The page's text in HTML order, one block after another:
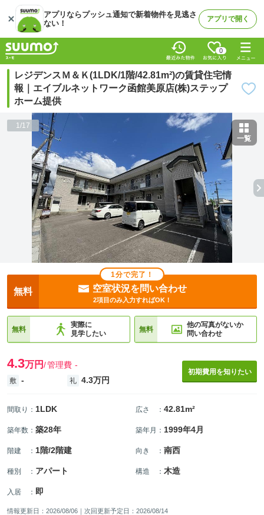
アプリならプッシュ通知で新着物件を見逃さ
ない！
アプリで開く
0
レジデンスＭ＆Ｋ(1LDK/1階/42.81m²)の賃貸住宅情
報｜エイブルネットワーク函館美原店(株)ステップ
ホーム提供
1/17
一覧
1分で完了！
無料 空室状況を問い合わせ
2項目のみ入力すればOK！
無料
実際に
見学したい
無料
他の写真がないか
問い合わせ
4.3万円 管理費 -
敷 - 礼 4.3万円
初期費用を知りたい
間取り ： 1LDK 広さ ： 42.81m²
築年数 ： 築28年 築年月 ： 1999年4月
階建 ： 1階/2階建 向き ： 南西
種別 ： アパート 構造 ： 木造
入居 ： 即
情報更新日：2026/08/06｜次回更新予定日：2026/08/14